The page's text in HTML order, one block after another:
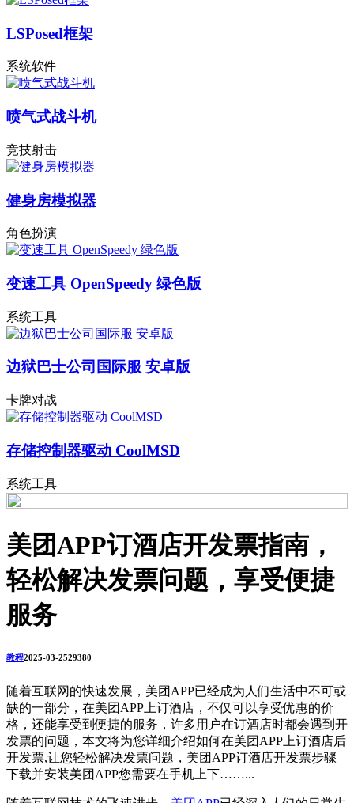
LSPosed框架
系统软件
喷气式战斗机
竞技射击
健身房模拟器
角色扮演
变速工具 OpenSpeedy 绿色版
系统工具
边狱巴士公司国际服 安卓版
卡牌对战
存储控制器驱动 CoolMSD
系统工具
美团APP订酒店开发票指南，
轻松解决发票问题，享受便捷
服务
教程2025-03-2529380
随着互联网的快速发展，美团APP已经成为人们生活中不可或
缺的一部分，在美团APP上订酒店，不仅可以享受优惠的价
格，还能享受到便捷的服务，许多用户在订酒店时都会遇到开
发票的问题，本文将为您详细介绍如何在美团APP上订酒店后
开发票,让您轻松解决发票问题，美团APP订酒店开发票步骤
下载并安装美团APP您需要在手机上下……...